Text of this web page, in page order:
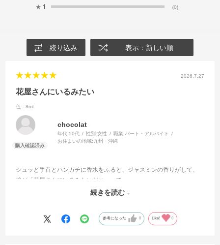
★ 1 (0)
絞り込み 表示：新しい順
2026.7.27
花屋さんにいるみたい
色：8ml
chocolat
年代:50代 性別:女性 職業:パート・アルバイト
お住まいの地域:九州・沖縄
シュッと手首とハンカチに香水をふると、ジャスミンの香りがして、
娘が「花屋さんにいるみたいだね」って…
ハンカチは、バッグに忍ばせてるので、バッグを開ける度に幸せを感
続きを読む
参考になった 0 Like! 0